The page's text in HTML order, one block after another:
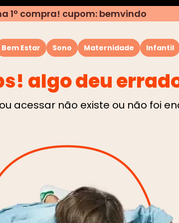
1º compra! cupom: bemvindo
Bem Estar Sono Maternidade Infantil
algo deu
acessar não existe ou não foi
TERMOS MAIS BUSCADOS
1º
almofada
2º
rolo
capa
almofada pescoço
7º
encosto
8º
amamentação